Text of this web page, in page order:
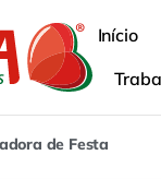
Início
de Festa